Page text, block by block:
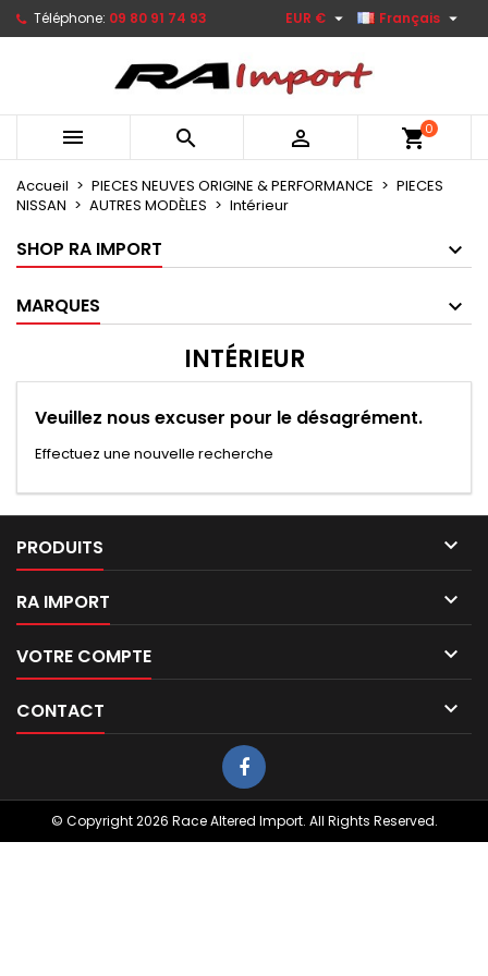
Téléphone: 09 80 91 74 93 Français 
EUR € 
   shopping_cart0
Accueil PIECES NEUVES ORIGINE & PERFORMANCE
PIECES
NISSAN
AUTRES MODÈLES Intérieur
SHOP RA IMPORT
MARQUES
INTÉRIEUR
Veuillez nous excuser pour le désagrément.
Effectuez une nouvelle recherche
PRODUITS 
RA IMPORT 
VOTRE COMPTE 
CONTACT 
© Copyright 2026 Race Altered Import. All Rights Reserved.